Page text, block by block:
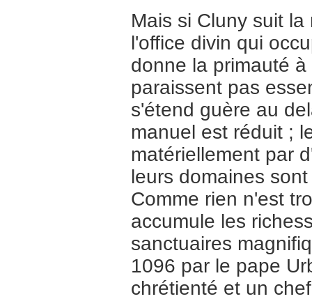
Mais si Cluny suit
l'office divin qui
donne la primauté
paraissent pas
s'étend guère au
manuel est réduit ;
matériellement par
leurs domaines
Comme rien n'est
accumule les
sanctuaires
1096 par le pape
chrétienté et un